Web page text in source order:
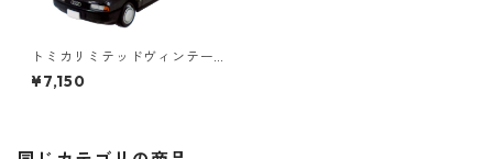
トミカリミテッドヴィンテー
ジネオ LV-N86b アウディ 80
クワトロ #36271444
¥7,150